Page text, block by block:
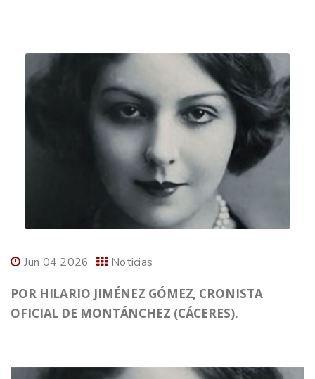
Jun 04 2026 Noticias
POR HILARIO JIMÉNEZ GÓMEZ, CRONISTA
OFICIAL DE MONTÁNCHEZ (CÁCERES).